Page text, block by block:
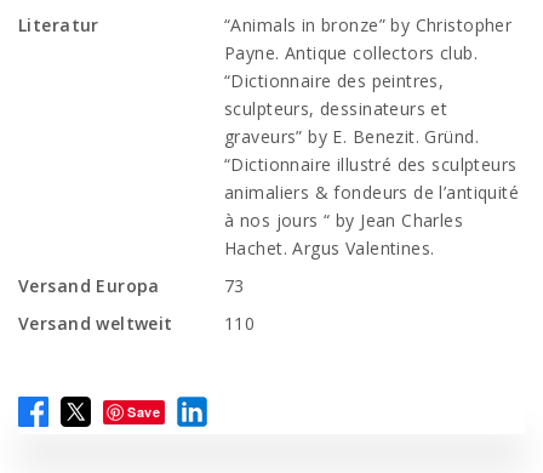
Literatur
“Animals in bronze” by Christopher
Payne. Antique collectors club.
“Dictionnaire des peintres,
sculpteurs, dessinateurs et
graveurs” by E. Benezit. Gründ.
“Dictionnaire illustré des sculpteurs
animaliers & fondeurs de l’antiquité
à nos jours “ by Jean Charles
Hachet. Argus Valentines.
Versand Europa
73
Versand weltweit
110
Save